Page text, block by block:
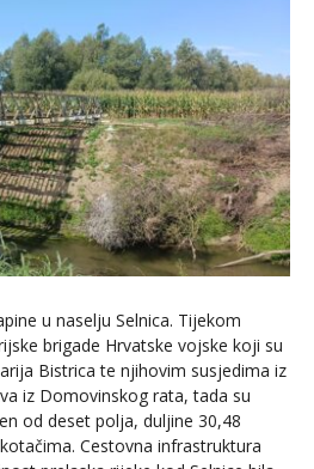
u naselju Selnica. Tijekom
brigade Hrvatske vojske koji su
Bistrica te njihovim susjedima iz
iz Domovinskog rata, tada su
od deset polja, duljine 30,48
Cestovna infrastruktura